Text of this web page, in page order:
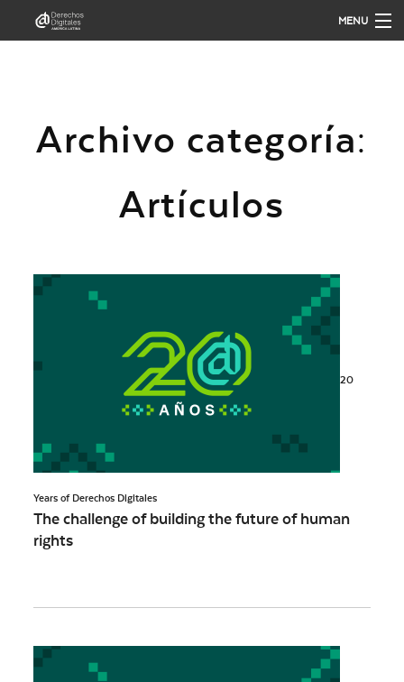
MENU
QUÉ HACEMOS
PUBLICACIONES
Archivo categoría:
Artículos
20
Years of Derechos Digitales
The challenge of building the future of human
rights